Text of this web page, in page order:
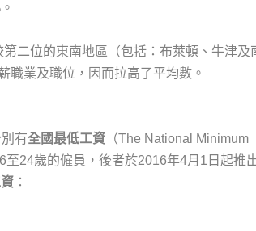
二位的東南地區（包括：布萊頓、牛津及
職業及職位，因而拉高了平均數。
有全國最低工資 （The National Minimum
24歲的僱員，後者於2016年4月1日起推
：